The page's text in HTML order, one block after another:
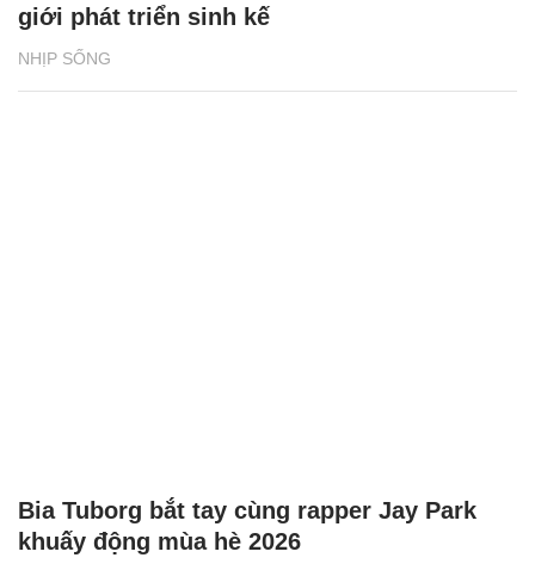
NHỊP SỐNG
giới phát triển sinh kế
Bia Tuborg bắt tay cùng rapper Jay Park
khuấy động mùa hè 2026